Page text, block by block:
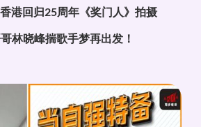
港回归25周年《奖门人》拍摄
林晓峰揣歌手梦再出发！